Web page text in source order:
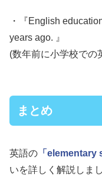
・『English
years ago. 』
(数年前に小学校での
まとめ
英語の 「elementary
いを詳しく解説しま